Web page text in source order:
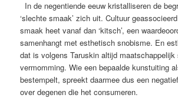
In de negentiende eeuw kristalliseren de
‘slechte smaak’ zich uit. Cultuur
smaak heet vanaf dan ‘kitsch’, een
samenhangt met esthetisch snobisme. En
dat is volgens Taruskin altijd maatschappelijk
vermomming. Wie een bepaalde kunstuiting
bestempelt, spreekt daarmee dus een
over degenen die het consumeren.